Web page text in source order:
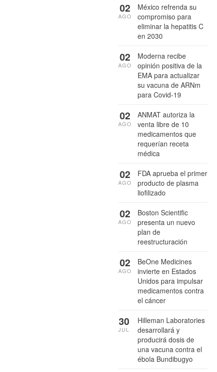
México refrenda su
compromiso para
eliminar la hepatitis C
en 2030
02
AGO
Moderna recibe
opinión positiva de la
EMA para actualizar
su vacuna de ARNm
para Covid-19
02
AGO
ANMAT autoriza la
venta libre de 10
medicamentos que
requerían receta
médica
02
AGO
FDA aprueba el primer
producto de plasma
liofilizado
02
AGO
Boston Scientific
presenta un nuevo
plan de
reestructuración
02
AGO
BeOne Medicines
invierte en Estados
Unidos para impulsar
medicamentos contra
el cáncer
02
AGO
Hilleman Laboratories
desarrollará y
producirá dosis de
una vacuna contra el
ébola Bundibugyo
30
JUL